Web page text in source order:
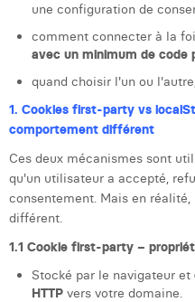
Margaux Marien
Margaux Snakkers
Mathias Segers
Matthias Langenaeker
Ninon Chevalier
Olivia Lohest
Sebastiaan Reeskamp
une configuration de
comment connecter à la
avec un minimum de code
quand choisir l'un ou
1. Cookies first-party vs
comportement différent
Ces deux mécanismes sont
qu'un utilisateur a accepté,
consentement. Mais en
différent.
1.1 Cookie first-party –
Stocké par le navigateur et
HTTP vers votre domaine.